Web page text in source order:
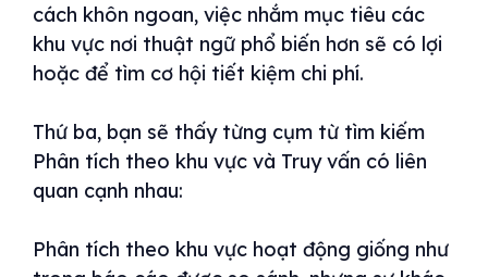
cách khôn ngoan, việc nhắm mục tiêu các
khu vực nơi thuật ngữ phổ biến hơn sẽ có lợi
hoặc để tìm cơ hội tiết kiệm chi phí.
Thứ ba, bạn sẽ thấy từng cụm từ tìm kiếm
Phân tích theo khu vực và Truy vấn có liên
quan cạnh nhau:
Phân tích theo khu vực hoạt động giống như